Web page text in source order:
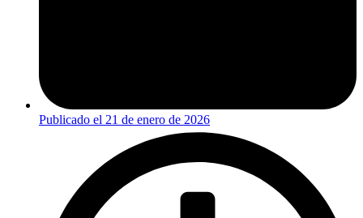
Publicado el 21 de enero de 2026